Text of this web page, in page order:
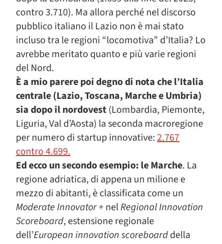
contro 3.710). Ma allora perché nel discorso
pubblico italiano il Lazio non è mai stato
incluso tra le regioni “locomotiva” d’Italia? Lo
avrebbe meritato quanto e più varie regioni
del Nord.
È a mio parere poi degno di nota che l’Italia
centrale (Lazio, Toscana, Marche e Umbria)
sia dopo il nordovest(Lombardia, Piemonte,
Liguria, Val d’Aosta) la seconda macroregione
per numero di startup innovative:2.767
contro 4.699.
Ed ecco un secondo esempio: le Marche. La
regione adriatica, di appena un milione e
mezzo di abitanti, è classificata come un
Moderate Innovator +nelRegional Innovation
Scoreboard, estensione regionale
dell’European innovation scoreboarddella